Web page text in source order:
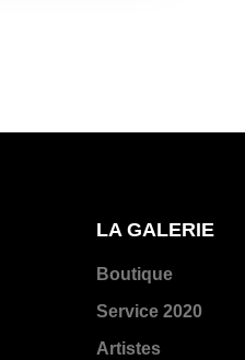
LA GALERIE
Boutique
Service 2020
Artistes